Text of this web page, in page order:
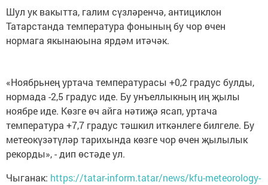
Шул ук вакытта, галим сүзләренчә, антициклон
Татарстанда температура фонының бу чор өчен
нормага якынаюына ярдәм итәчәк.
«Ноябрьнең уртача температурасы +0,2 градус булды,
нормада -2,5 градус иде. Бу унъеллыкның иң җылы
ноябре иде. Көзге өч айга нәтиҗә ясап, уртача
температура +7,7 градус тәшкил иткәнлеге билгеле. Бу
метеокүзәтүләр тарихында көзге чор өчен җылылык
рекорды», - дип өстәде ул.
Чыганак: https://tatar-inform.tatar/news/kfu-meteorology-